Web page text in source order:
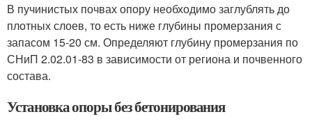
В пучинистых почвах опору необходимо заглублять до
плотных слоев, то есть ниже глубины промерзания с
запасом 15-20 см. Определяют глубину промерзания по
СНиП 2.02.01-83 в зависимости от региона и почвенного
состава.
Установка опоры без бетонирования